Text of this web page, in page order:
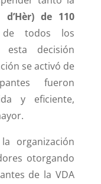
d’Hèr) de 110
todos los
esta decisión
se activó de
fueron
y eficiente,
organización
otorgando
de la VDA